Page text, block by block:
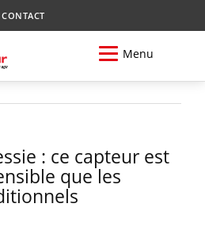
CONTACT
Menu
: ce capteur est
que les